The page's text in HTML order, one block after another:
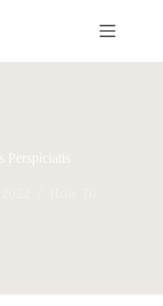
Perspiciatis